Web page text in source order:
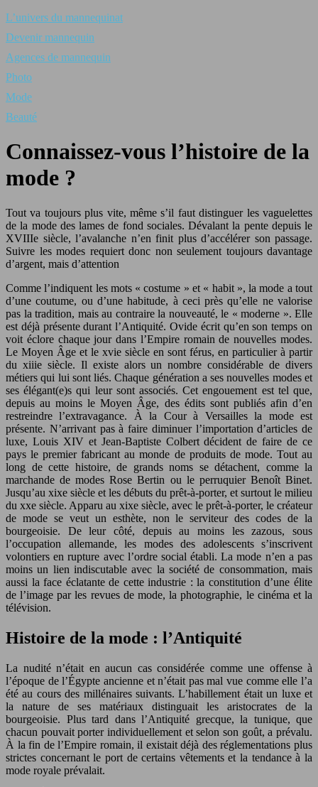
L’univers du mannequinat
Devenir mannequin
Agences de mannequin
Photo
Mode
Beauté
Connaissez-vous l’histoire de la
mode ?
Tout va toujours plus vite, même s’il faut distinguer les vaguelettes
de la mode des lames de fond sociales. Dévalant la pente depuis le
XVIIIe siècle, l’avalanche n’en finit plus d’accélérer son passage.
Suivre les modes requiert donc non seulement toujours davantage
d’argent, mais d’attention
Comme l’indiquent les mots « costume » et « habit », la mode a tout
d’une coutume, ou d’une habitude, à ceci près qu’elle ne valorise
pas la tradition, mais au contraire la nouveauté, le « moderne ». Elle
est déjà présente durant l’Antiquité. Ovide écrit qu’en son temps on
voit éclore chaque jour dans l’Empire romain de nouvelles modes.
Le Moyen Âge et le xvie siècle en sont férus, en particulier à partir
du xiiie siècle. Il existe alors un nombre considérable de divers
métiers qui lui sont liés. Chaque génération a ses nouvelles modes et
ses élégant(e)s qui leur sont associés. Cet engouement est tel que,
depuis au moins le Moyen Âge, des édits sont publiés afin d’en
restreindre l’extravagance. À la Cour à Versailles la mode est
présente. N’arrivant pas à faire diminuer l’importation d’articles de
luxe, Louis XIV et Jean-Baptiste Colbert décident de faire de ce
pays le premier fabricant au monde de produits de mode. Tout au
long de cette histoire, de grands noms se détachent, comme la
marchande de modes Rose Bertin ou le perruquier Benoît Binet.
Jusqu’au xixe siècle et les débuts du prêt-à-porter, et surtout le milieu
du xxe siècle. Apparu au xixe siècle, avec le prêt-à-porter, le créateur
de mode se veut un esthète, non le serviteur des codes de la
bourgeoisie. De leur côté, depuis au moins les zazous, sous
l’occupation allemande, les modes des adolescents s’inscrivent
volontiers en rupture avec l’ordre social établi. La mode n’en a pas
moins un lien indiscutable avec la société de consommation, mais
aussi la face éclatante de cette industrie : la constitution d’une élite
de l’image par les revues de mode, la photographie, le cinéma et la
télévision.
Histoire de la mode : l’Antiquité
La nudité n’était en aucun cas considérée comme une offense à
l’époque de l’Égypte ancienne et n’était pas mal vue comme elle l’a
été au cours des millénaires suivants. L’habillement était un luxe et
la nature de ses matériaux distinguait les aristocrates de la
bourgeoisie. Plus tard dans l’Antiquité grecque, la tunique, que
chacun pouvait porter individuellement et selon son goût, a prévalu.
À la fin de l’Empire romain, il existait déjà des réglementations plus
strictes concernant le port de certains vêtements et la tendance à la
mode royale prévalait.